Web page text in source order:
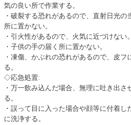
気の良い所で作業する。
・破裂する恐れがあるので、直射日光
所に置かない。
・引火性があるので、火気に近づけない。
・子供の手の届く所に置かない。
・凍傷、かぶれの恐れがあるので、皮フ
る。
◇応急処置:
・万一飲み込んだ場合、無理に吐き出さ
る。
・誤って目に入った場合や顔等に付着
に洗浄する。